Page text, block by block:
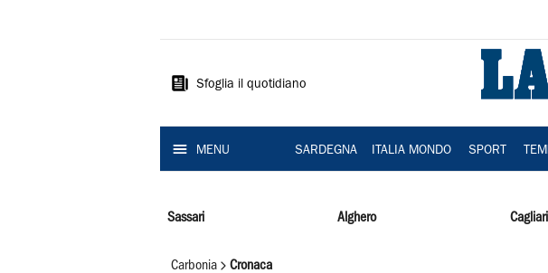
Sardegna
Sfoglia il quotidiano
MENU SARDEGNA ITALIA MONDO SPORT
Sassari Alghero Cagliari
Carbonia Cronaca